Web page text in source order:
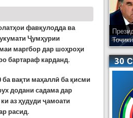
фавқулодда ва
Ҷумҳурии
маргбор дар шоҳроҳи
бартараф карданд.
ба вақти маҳаллӣ ба қисми
додани садама дар
аз ҳудуди ҷамоати
расид.
30